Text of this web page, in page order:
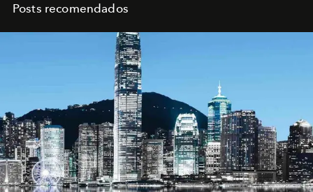
Posts recomendados